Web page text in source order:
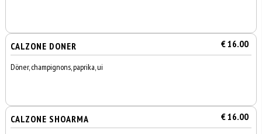
CALZONE DONER € 16.00
Döner, champignons, paprika, ui
CALZONE SHOARMA € 16.00